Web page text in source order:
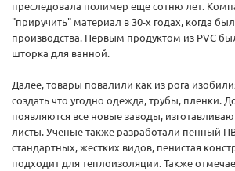
преследовала полимер еще сотню лет.
"приручить" материал в 30-х годах, когда
производства. Первым продуктом из PVC
шторка для ванной.
Далее, товары повалили как из рога
создать что угодно одежда, трубы, пленки.
появляются все новые заводы,
листы. Ученые также разработали пенный
стандартных, жестких видов, пенистая
подходит для теплоизоляции. Также